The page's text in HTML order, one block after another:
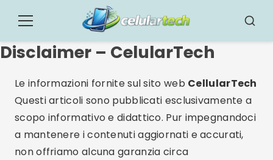
para
conteúdo
Menu Cerca
Disclaimer – CelularTech
Le informazioni fornite sul sito web CellularTech
Questi articoli sono pubblicati esclusivamente a
scopo informativo e didattico. Pur impegnandoci
a mantenere i contenuti aggiornati e accurati,
non offriamo alcuna garanzia circa